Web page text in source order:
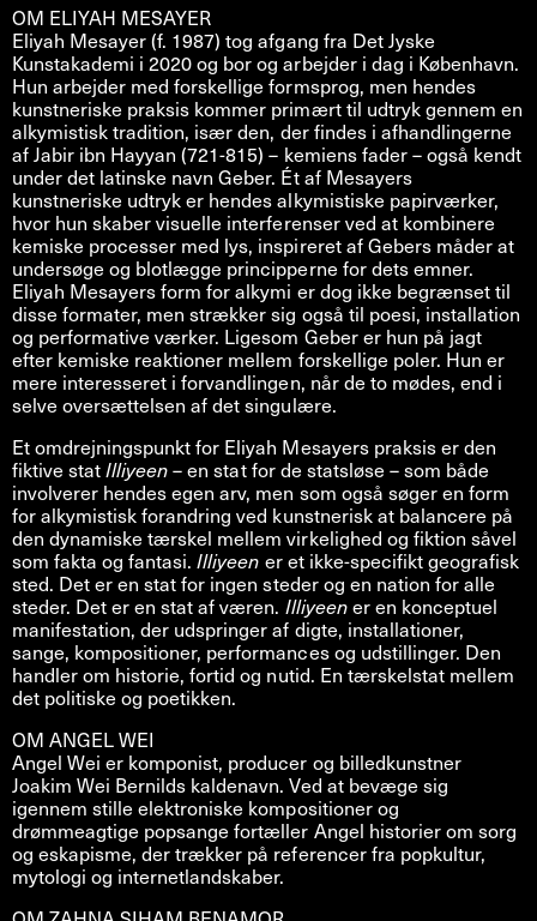
OM ELIYAH MESAYER
Eliyah Mesayer (f. 1987) tog afgang fra Det Jyske
Kunstakademi i 2020 og bor og arbejder i dag i København.
Hun arbejder med forskellige formsprog, men hendes
kunstneriske praksis kommer primært til udtryk gennem en
alkymistisk tradition, især den, der findes i afhandlingerne
af Jabir ibn Hayyan (721-815) – kemiens fader – også kendt
under det latinske navn Geber. Ét af Mesayers
kunstneriske udtryk er hendes alkymistiske papirværker,
hvor hun skaber visuelle interferenser ved at kombinere
kemiske processer med lys, inspireret af Gebers måder at
undersøge og blotlægge principperne for dets emner.
Eliyah Mesayers form for alkymi er dog ikke begrænset til
disse formater, men strækker sig også til poesi, installation
og performative værker. Ligesom Geber er hun på jagt
efter kemiske reaktioner mellem forskellige poler. Hun er
mere interesseret i forvandlingen, når de to mødes, end i
selve oversættelsen af det singulære.
Et omdrejningspunkt for Eliyah Mesayers praksis er den
fiktive statIlliyeen– en stat for de statsløse – som både
involverer hendes egen arv, men som også søger en form
for alkymistisk forandring ved kunstnerisk at balancere på
den dynamiske tærskel mellem virkelighed og fiktion såvel
som fakta og fantasi.Illiyeen er et ikke-specifikt geografisk
sted. Det er en stat for ingen steder og en nation for alle
steder. Det er en stat af væren. Illiyeener en konceptuel
manifestation, der udspringer af digte, installationer,
sange, kompositioner, performances og udstillinger. Den
handler om historie, fortid og nutid. En tærskelstat mellem
det politiske og poetikken.
OM ANGEL WEI
Angel Wei er komponist, producer og billedkunstner
Joakim Wei Bernilds kaldenavn. Ved at bevæge sig
igennem stille elektroniske kompositioner og
drømmeagtige popsange fortæller Angel historier om sorg
og eskapisme, der trækker på referencer fra popkultur,
mytologi og internetlandskaber.